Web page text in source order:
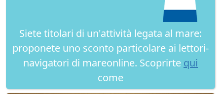
Siete titolari di un'attività legata al mare:
proponete uno sconto particolare ai lettori-
navigatori di mareonline. Scoprirte qui
come